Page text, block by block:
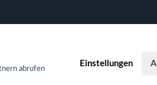
abrufen
Einstellungen